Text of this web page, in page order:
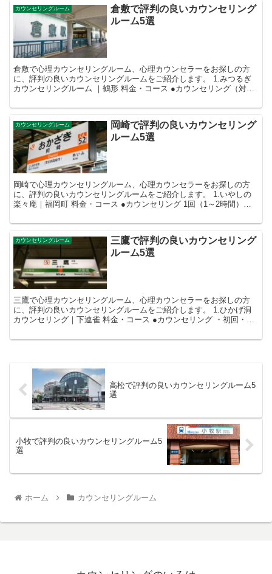
カウンセリングルーム
倉敷で評判の良いカウンセリング
ルーム5選
倉敷で心理カウンセリングルーム、心理カウンセラーをお探しの方
に、評判の良いカウンセリングルームをご紹介します。 1.みつるぎ
カウンセリングルーム ｜鶴形 料金・コース ●カウンセリング（対
カウンセリングルーム
岡崎で評判の良いカウンセリング
ルーム5選
岡崎で心理カウンセリングルーム、心理カウンセラーをお探しの方
に、評判の良いカウンセリングルームをご紹介します。 1.いやしの
楽々庵｜福岡町 料金・コース ●カウンセリング 1回（1～2時間）
カウンセリングルーム
三鷹で評判の良いカウンセリング
ルーム5選
三鷹で心理カウンセリングルーム、心理カウンセラーをお探しの方
に、評判の良いカウンセリングルームをご紹介します。 1.ひかげ洞
カウンセリング｜下連雀 料金・コース ●カウンセリング ・初回・都
高松で評判の良いカウンセリングルーム5
選
小牧で評判の良いカウンセリングルーム5
選
ホーム カウンセリングルーム